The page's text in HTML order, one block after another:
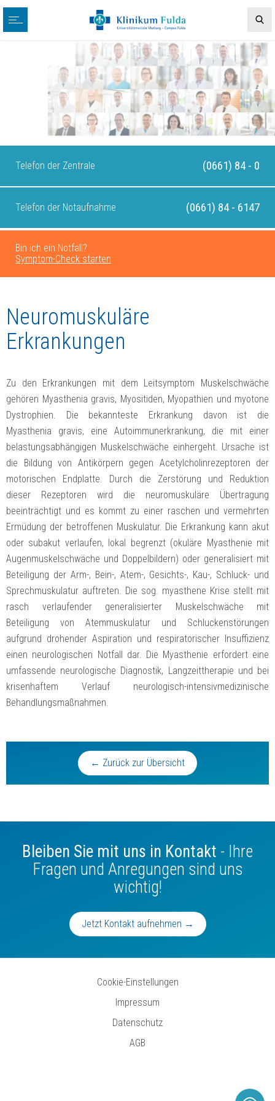
Telefon der Zentrale (0661) 84 - 0
Telefon der Notaufnahme (0661) 84 - 6147
Bin ich ein Notfall?
Symptom-Check starten
← Zurück zur Übersicht
Neuromuskuläre
Erkrankungen
Zu den Erkrankungen mit dem Leitsymptom Muskelschwäche
gehören Myasthenia gravis, Myositiden, Myopathien und myotone
Dystrophien. Die bekannteste Erkrankung davon ist die
Myasthenia gravis, eine Autoimmunerkrankung, die mit einer
belastungsabhängigen Muskelschwäche einhergeht. Ursache ist
die Bildung von Antikörpern gegen Acetylcholinrezeptoren der
motorischen Endplatte. Durch die Zerstörung und Reduktion
dieser Rezeptoren wird die neuromuskuläre Übertragung
beeinträchtigt und es kommt zu einer raschen und vermehrten
Ermüdung der betroffenen Muskulatur. Die Erkrankung kann akut
oder subakut verlaufen, lokal begrenzt (okuläre Myasthenie mit
Augenmuskelschwäche und Doppelbildern) oder generalisiert mit
Beteiligung der Arm-, Bein-, Atem-, Gesichts-, Kau-, Schluck- und
Sprechmuskulatur auftreten. Die sog. myasthene Krise stellt mit
rasch verlaufender generalisierter Muskelschwäche mit
Beteiligung von Atemmuskulatur und Schluckenstörungen
aufgrund drohender Aspiration und respiratorischer Insuffizienz
einen neurologischen Notfall dar. Die Myasthenie erfordert eine
umfassende neurologische Diagnostik, Langzeittherapie und bei
krisenhaftem Verlauf neurologisch-intensivmedizinische
Behandlungsmaßnahmen.
Bleiben Sie mit uns in Kontakt - Ihre
Fragen und Anregungen sind uns
wichtig!
Jetzt Kontakt aufnehmen →
Cookie-Einstellungen
Impressum
Datenschutz
AGB